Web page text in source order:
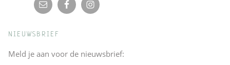
NIEUWSBRIEF
Meld je aan voor de nieuwsbrief: